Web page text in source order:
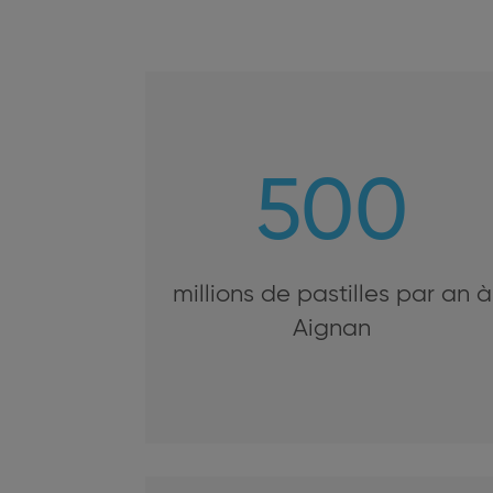
500
millions de pastilles par an à
Aignan